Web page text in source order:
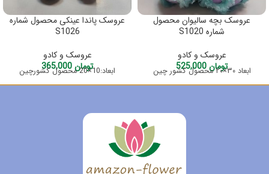
عروسک بچه سالیوان محصول
شماره S1020
عروسک و کادو
تومان
ابعاد ۳۰×۲۰ محصول کشور چین
عروسک پاندا عینکی محصول شماره
S1026
عروسک و کادو
تومان
ابعاد:10×20 محصول کشورچین